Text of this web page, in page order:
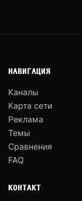
НАВИГАЦИЯ
Каналы
Карта сети
Реклама
Темы
Сравнения
FAQ
КОНТАКТ